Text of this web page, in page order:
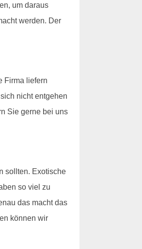
um daraus
werden. Der
Firma liefern
nicht entgehen
Sie gerne bei uns
sollten. Exotische
so viel zu
das macht das
können wir